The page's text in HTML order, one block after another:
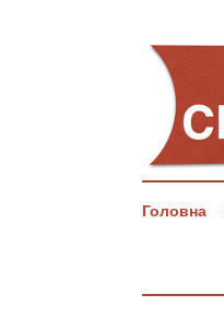
Головна